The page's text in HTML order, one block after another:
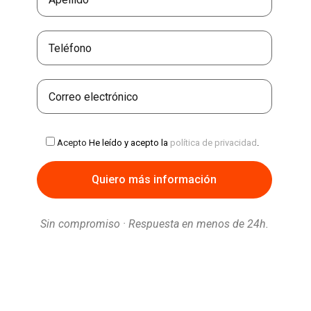
Acepto He leído y acepto la política de privacidad .
Sin compromiso · Respuesta en menos de 24h.